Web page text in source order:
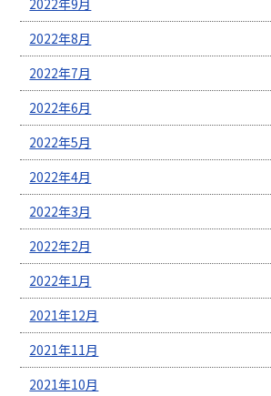
2022年8月
2022年7月
2022年6月
2022年5月
2022年4月
2022年3月
2022年2月
2022年1月
2021年12月
2021年11月
2021年10月